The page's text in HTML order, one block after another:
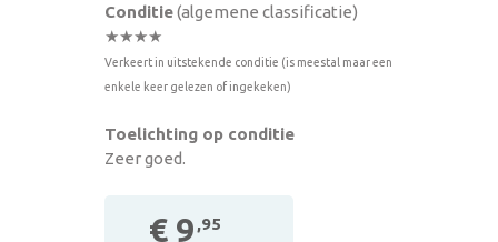
Conditie(algemene classificatie)
★★★★
Verkeert in uitstekende conditie (is meestal maar een
enkele keer gelezen of ingekeken)
Toelichting op conditie
Zeer goed.
€ 9 ,95